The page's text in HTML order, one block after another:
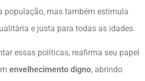
população, mas também estimula
e justa para todas as idades.
essas políticas, reafirma seu papel
envelhecimento digno, abrindo